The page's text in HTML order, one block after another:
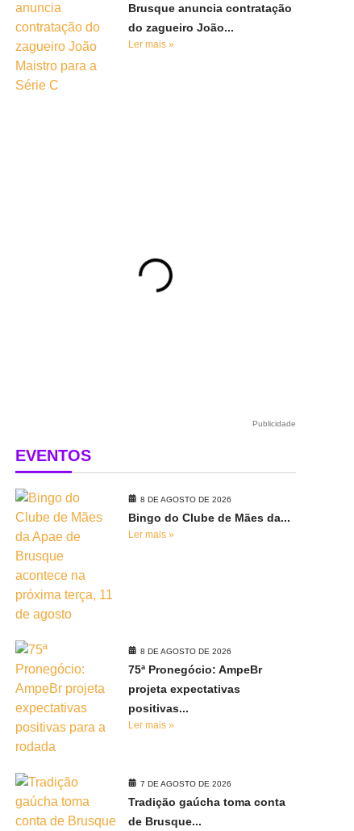
Brusque anuncia contratação
do zagueiro João...
Ler mais »
Publicidade
EVENTOS
8 DE AGOSTO DE 2026
Bingo do Clube de Mães da...
Ler mais »
8 DE AGOSTO DE 2026
75ª Pronegócio: AmpeBr
projeta expectativas
positivas...
Ler mais »
7 DE AGOSTO DE 2026
Tradição gaúcha toma conta
de Brusque...